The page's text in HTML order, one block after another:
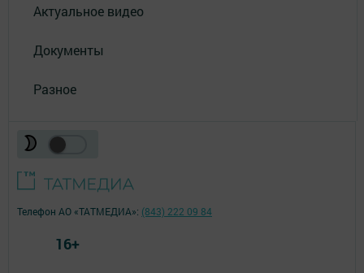
Актуальное видео
Документы
Разное
Телефон АО «ТАТМЕДИА»: (843) 222 09 84
16+